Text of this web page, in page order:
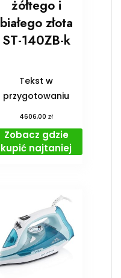
żółtego i
białego złota
ST-140ZB-k
Tekst w
przygotowaniu
4606,00zł
Zobacz gdzie
kupić najtaniej